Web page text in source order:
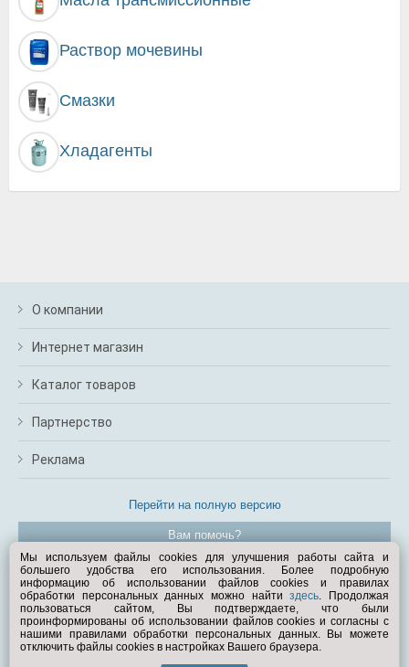
Раствор мочевины
Смазки
Хладагенты
О компании
Интернет магазин
Каталог товаров
Партнерство
Реклама
Перейти на полную версию
Вам помочь?
© Exist.ru 1998—2026
Мы используем файлы cookies для улучшения работы сайта и
большего удобства его использования. Более подробную
информацию об использовании файлов cookies и правилах
обработки персональных данных можно найтиздесь. Продолжая
пользоваться сайтом, Вы подтверждаете, что были
проинформированы об использовании файлов cookies и согласны с
нашими правилами обработки персональных данных. Вы можете
отключить файлы cookies в настройках Вашего браузера.